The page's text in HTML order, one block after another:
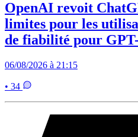
OpenAI revoit
limites pour les
de fiabilité pour
06/08/2026 à 21:15
• 34